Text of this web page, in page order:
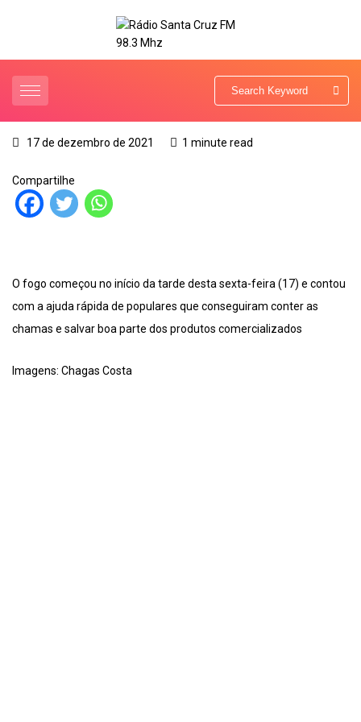
17 de dezembro de 2021 1 minute read
Compartilhe
O fogo começou no início da tarde desta sexta-feira (17) e contou
com a ajuda rápida de populares que conseguiram conter as
chamas e salvar boa parte dos produtos comercializados
Imagens: Chagas Costa